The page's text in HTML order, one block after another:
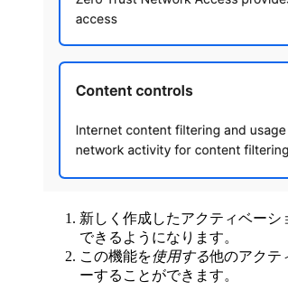
新しく作成したアクティベーシ
できるようになります。
この機能を使用する他のアクテ
ーすることができます。